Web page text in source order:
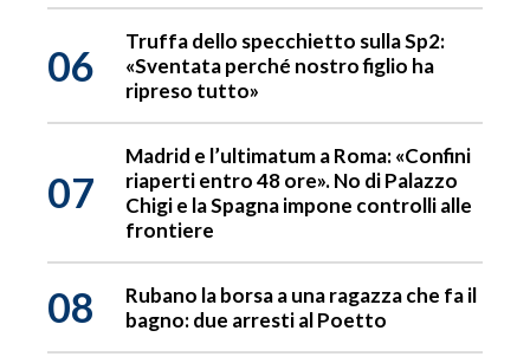
06
Truffa dello specchietto sulla Sp2:
«Sventata perché nostro figlio ha
ripreso tutto»
07
Madrid e l’ultimatum a Roma: «Confini
riaperti entro 48 ore». No di Palazzo
Chigi e la Spagna impone controlli alle
frontiere
08
Rubano la borsa a una ragazza che fa il
bagno: due arresti al Poetto